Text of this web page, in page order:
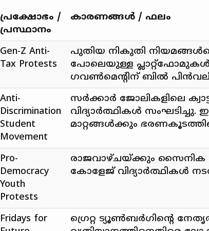
പ്രക്ഷോഭം /
പ്രസ്ഥാനം
കാരണങ്ങൾ / ഫലം
Gen-Z Anti-
Tax Protests
പുതിയ നികുതി
പോലെയുള്ള പ്ലാറ്റ്‌ഫോമുകൾ
ഗവൺമെന്റിന് ബിൽ
Anti-
Discrimination
Student
Movement
സർക്കാർ ജോലികളിലെ
വിദ്യാർത്ഥികൾ സംഘടിച്ചു.
മാറ്റങ്ങൾക്കും
Pro-
Democracy
Youth
Protests
രാജവാഴ്ചയ്ക്കും
കോളേജ് വിദ്യാർത്ഥികൾ
Fridays for
ഗ്രെറ്റ ട്യൂൺബർഗിന്റെ